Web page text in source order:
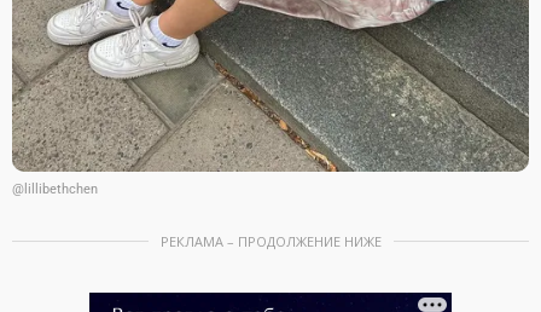
@lillibethchen
РЕКЛАМА – ПРОДОЛЖЕНИЕ НИЖЕ